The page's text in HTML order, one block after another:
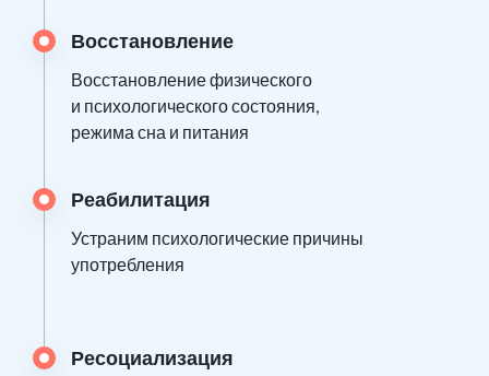
Восстановление
Восстановление физического
и психологического состояния,
режима сна и питания
Реабилитация
Устраним психологические причины
употребления
Ресоциализация